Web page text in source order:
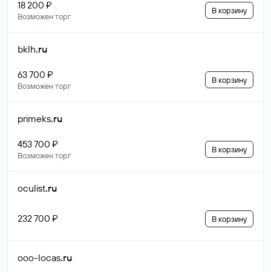
18 200 ₽
Возможен торг
В корзину
bklh.ru
63 700 ₽
Возможен торг
В корзину
primeks.ru
453 700 ₽
Возможен торг
В корзину
oculist.ru
232 700 ₽ В корзину
ooo-locas.ru